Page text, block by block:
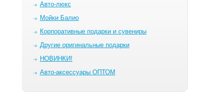
Авто-люкс
Мойки Балио
Корпоративные подарки и сувениры
Другие оригинальные подарки
НОВИНКИ!
Авто-аксессуары ОПТОМ